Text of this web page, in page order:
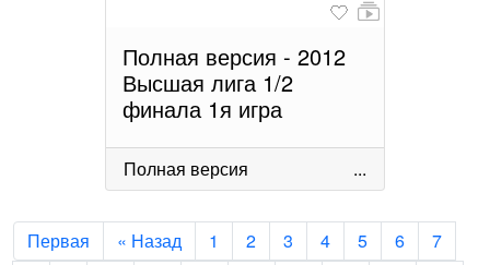
Полная версия - 2012
Высшая лига 1/2
финала 1я игра
Полная версия ...
Первая « Назад 1 2 3 4 5 6
7